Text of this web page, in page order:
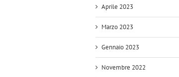
Aprile 2023
Marzo 2023
Gennaio 2023
Novembre 2022